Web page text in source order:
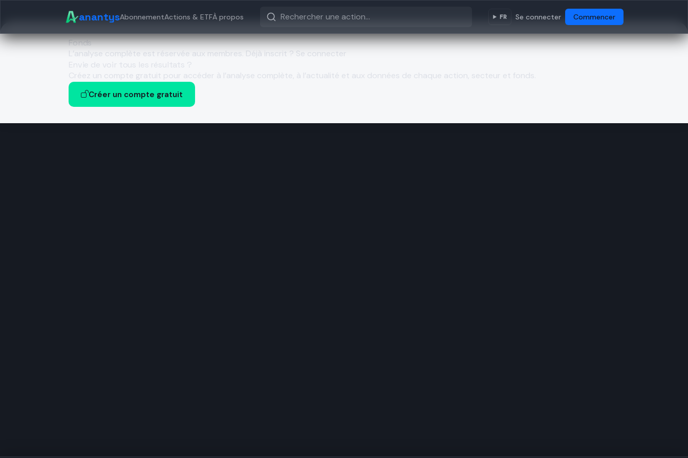
anantysAbonnementActions & ETFÀ propos FR Se connecter Commencer
Fonds
L’analyse complète est réservée aux membres. Déjà inscrit ? Se connecter
Envie de voir tous les résultats ?
Créez un compte gratuit pour accéder à l’analyse complète, à l’actualité et aux données de chaque action, secteur et fonds.
Créer un compte gratuit